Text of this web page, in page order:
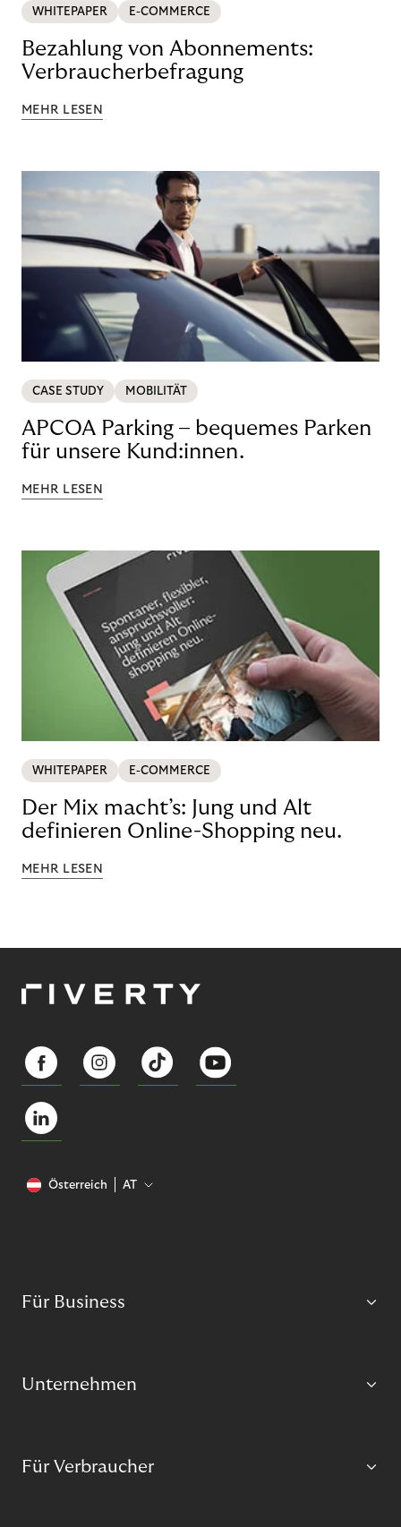
WHITEPAPER E-COMMERCE
Bezahlung von Abonnements:
Verbraucherbefragung
MEHR LESEN
CASE STUDY MOBILITÄT
APCOA Parking – bequemes Parken
für unsere Kund:innen.
MEHR LESEN
WHITEPAPER E-COMMERCE
Der Mix macht’s: Jung und Alt
definieren Online-Shopping neu.
MEHR LESEN
Österreich AT
Für Business
Unternehmen
Für Verbraucher